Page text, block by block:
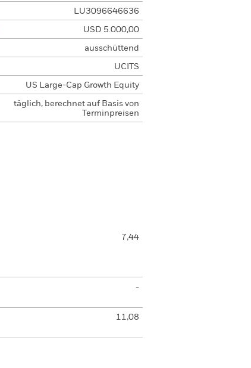
LU3096646636
USD 5.000,00
ausschüttend
UCITS
US Large-Cap Growth Equity
täglich, berechnet auf Basis von
Terminpreisen
7,44
-
11,08